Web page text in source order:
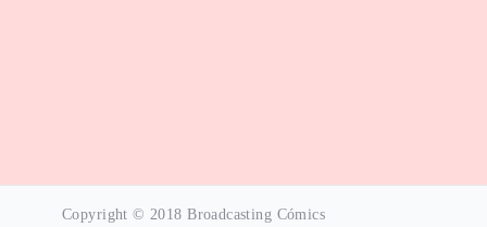
Copyright © 2018 Broadcasting Cómics